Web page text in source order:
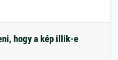
hogy a kép illik-e